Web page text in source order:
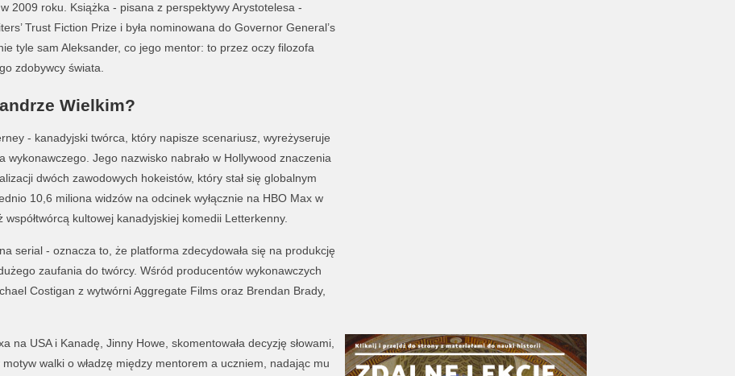
2009 roku. Książka - pisana z perspektywy Arystotelesa -
Trust Fiction Prize i była nominowana do Governor General’s
tyle sam Aleksander, co jego mentor: to przez oczy filozofa
zdobywcy świata.
Wielkim?
- kanadyjski twórca, który napisze scenariusz, wyreżyseruje
wykonawczego. Jego nazwisko nabrało w Hollywood znaczenia
dwóch zawodowych hokeistów, który stał się globalnym
10,6 miliona widzów na odcinek wyłącznie na HBO Max w
kultowej kanadyjskiej komedii Letterkenny.
serial - oznacza to, że platforma zdecydowała się na produkcję
zaufania do twórcy. Wśród producentów wykonawczych
Costigan z wytwórni Aggregate Films oraz Brendan Brady,
na USA i Kanadę, Jinny Howe, skomentowała decyzję słowami,
walki o władzę między mentorem a uczniem, nadając mu